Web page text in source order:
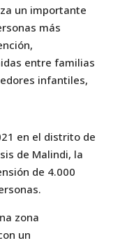
un importante
más
entre familias
infantiles,
en el distrito de
de Malindi, la
de 4.000
zona
un